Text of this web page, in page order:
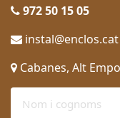
972 50 15 05
instal@enclos.cat
Cabanes, Alt